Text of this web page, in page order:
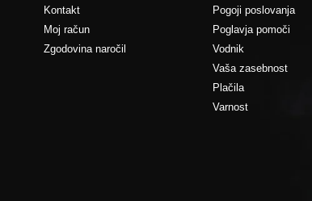
Kontakt
Moj račun
Zgodovina naročil
Pogoji poslovanja
Poglavja pomoči
Vodnik
Vaša zasebnost
Plačila
Varnost